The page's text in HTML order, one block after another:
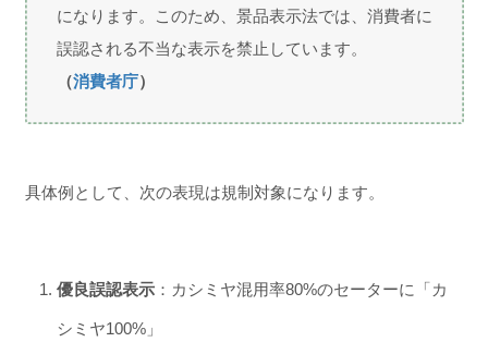
になります。このため、景品表示法では、消費者に
誤認される不当な表示を禁止しています。
（消費者庁）
具体例として、次の表現は規制対象になります。
優良誤認表示：カシミヤ混用率80%のセーターに「カ
シミヤ100%」